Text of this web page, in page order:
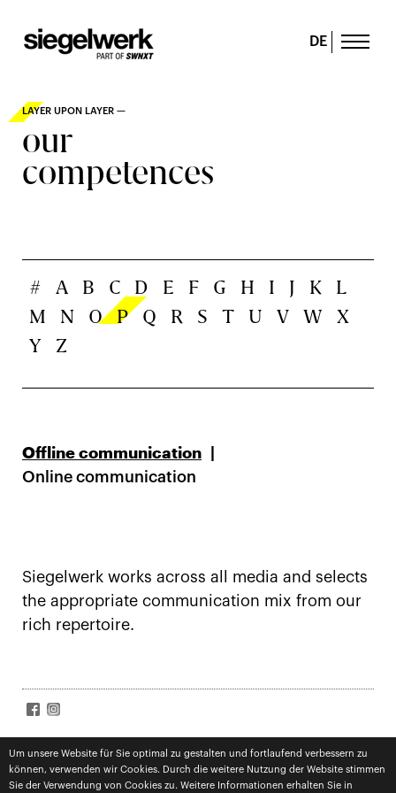
Um unsere Website für Sie optimal zu gestalten und fortlaufend verbessern zu
können, verwenden wir Cookies. Durch die weitere Nutzung der Website stimmen
Sie der Verwendung von Cookies zu. Weitere Informationen erhalten Sie in
DE
LAYER UPON LAYER —
our
competences
# A B C D E F G H I J K
L
M
N O P Q R S T U V W
X
Y
Z
Offline communication
Online communication
Siegelwerk works across all media and selects
the appropriate communication mix from our
rich repertoire.
SIGN UP FOR NEWS Acceptterms
Subscribe